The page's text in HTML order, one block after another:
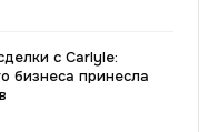
с Carlyle:
бизнеса принесла